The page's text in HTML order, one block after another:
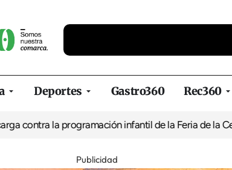
Deportes Gastro360 Rec360
la programación infantil de la Feria de la Cerveza de
Publicidad